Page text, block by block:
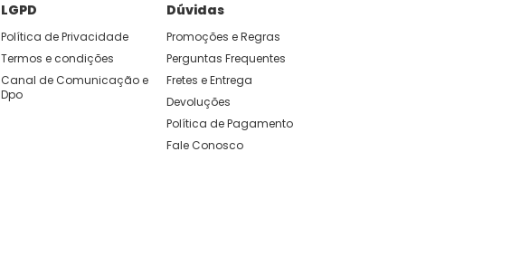
LGPD
Política de Privacidade
Termos e condições
Canal de Comunicação e
Dpo
Dúvidas
Promoções e Regras
Perguntas Frequentes
Fretes e Entrega
Devoluções
Política de Pagamento
Fale Conosco